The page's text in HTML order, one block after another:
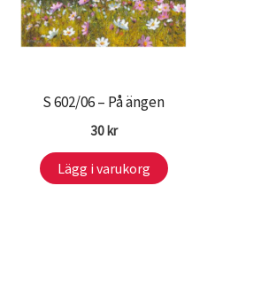
S 602/06 – På ängen
30kr
Lägg i varukorg